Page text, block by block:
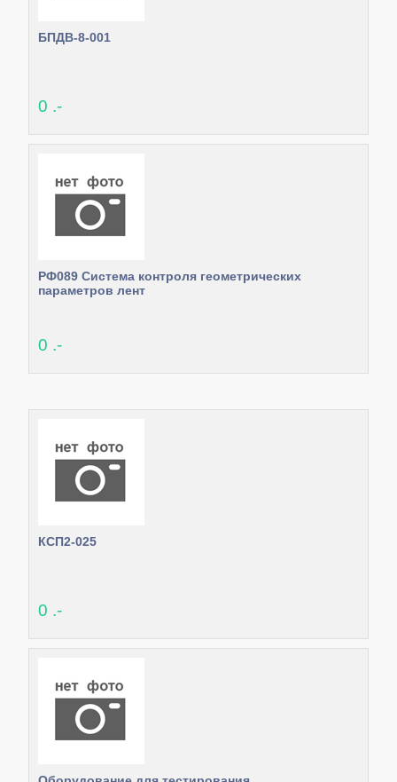
БПДВ-8-001
0 .-
РФ089 Система контроля геометрических
параметров лент
0 .-
КСП2-025
0 .-